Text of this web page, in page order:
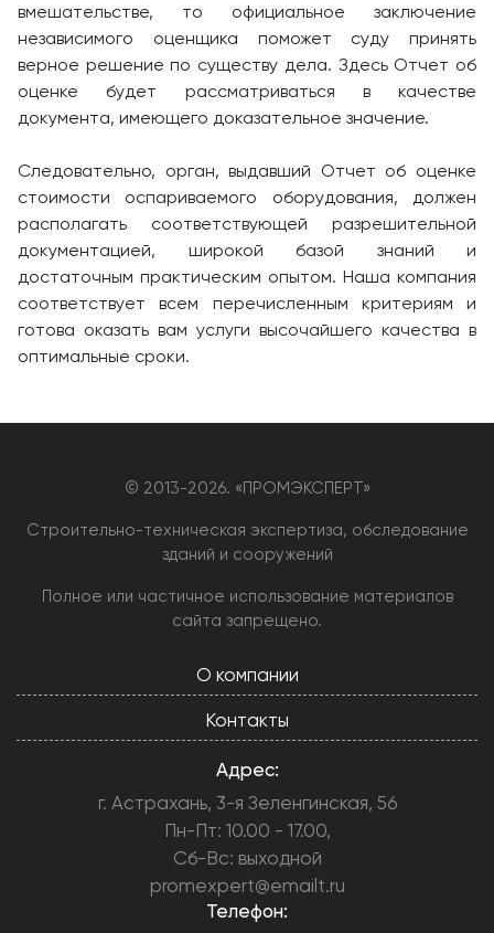
вмешательстве, то официальное заключение
независимого оценщика поможет суду принять
верное решение по существу дела. Здесь Отчет об
оценке будет рассматриваться в качестве
документа, имеющего доказательное значение.
Следовательно, орган, выдавший Отчет об оценке
стоимости оспариваемого оборудования, должен
располагать соответствующей разрешительной
документацией, широкой базой знаний и
достаточным практическим опытом. Наша компания
соответствует всем перечисленным критериям и
готова оказать вам услуги высочайшего качества в
оптимальные сроки.
© 2013-2026. «ПРОМЭКСПЕРТ»
Строительно-техническая экспертиза, обследование
зданий и сооружений
Полное или частичное использование материалов
сайта запрещено.
О компании
Контакты
Адрес:
г. Астрахань, 3-я Зеленгинская, 56
Пн-Пт: 10.00 - 17.00,
Сб-Вс: выходной
promexpert@emailt.ru
Телефон: